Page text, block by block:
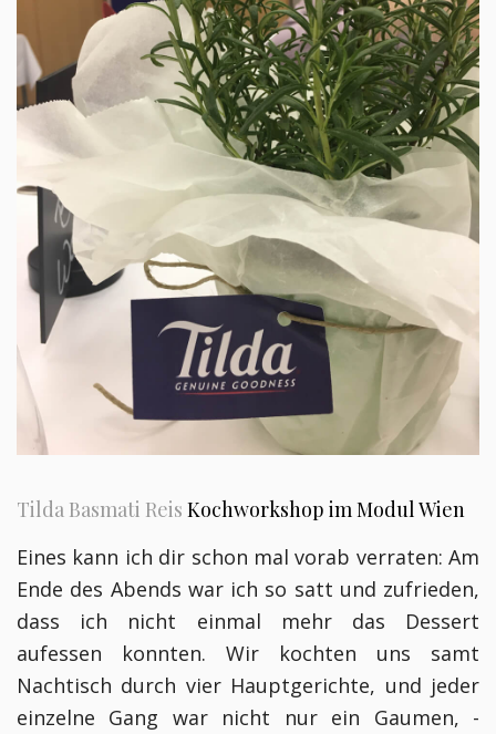
Tilda Basmati Reis Kochworkshop im Modul Wien
Eines kann ich dir schon mal vorab verraten: Am
Ende des Abends war ich so satt und zufrieden,
dass ich nicht einmal mehr das Dessert
aufessen konnten. Wir kochten uns samt
Nachtisch durch vier Hauptgerichte, und jeder
einzelne Gang war nicht nur ein Gaumen, -